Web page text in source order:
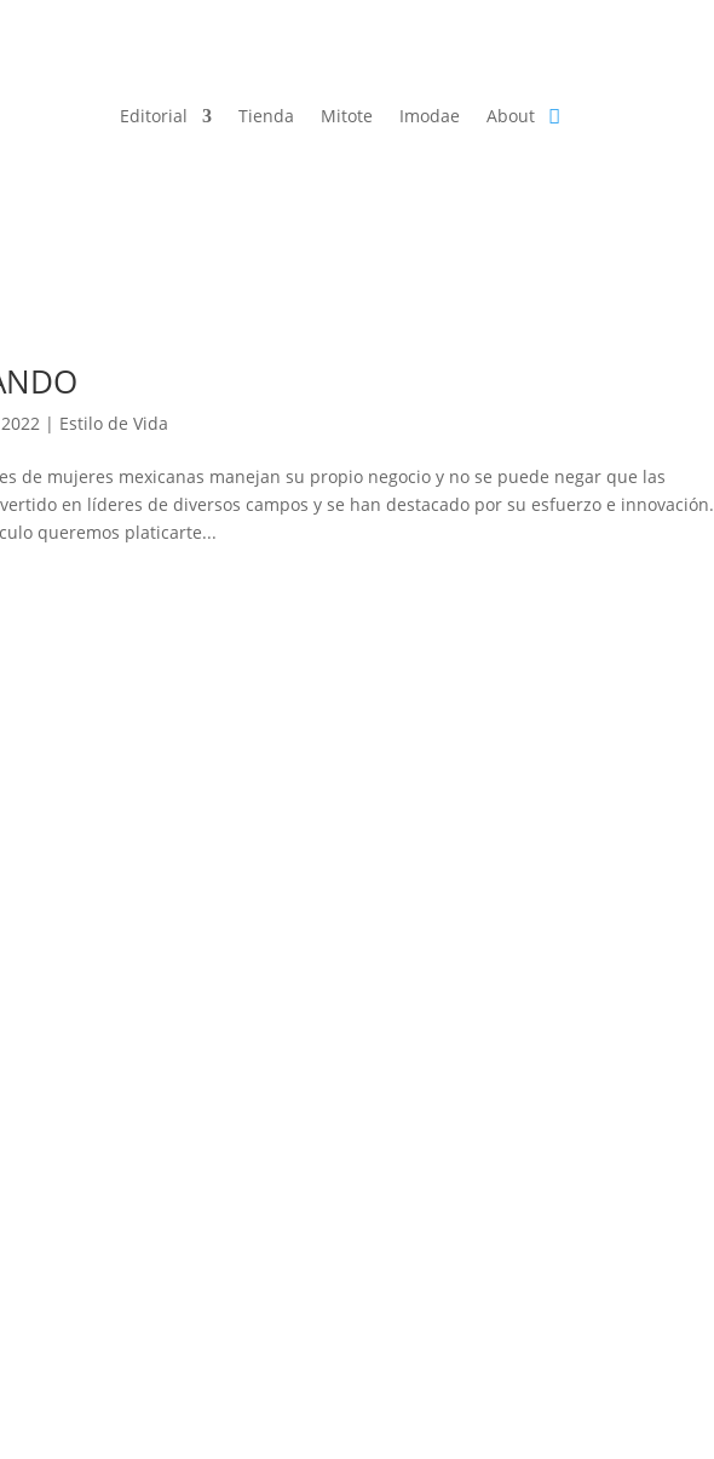
Editorial Tienda Mitote Imodae About
| Estilo de Vida
de mujeres mexicanas manejan su propio negocio y no se puede negar que las
en líderes de diversos campos y se han destacado por su esfuerzo e innovación.
queremos platicarte...